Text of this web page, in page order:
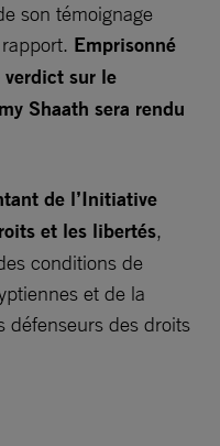
son témoignage
Emprisonné
sur le
Shaath sera rendu
de l’Initiative
et les libertés,
conditions de
et de la
défenseurs des droits